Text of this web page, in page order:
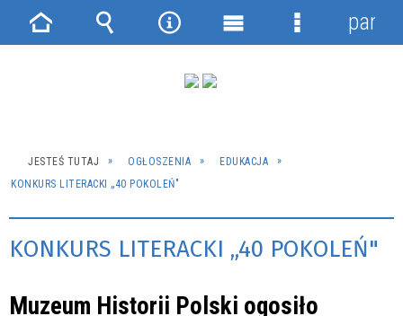
JESTEŚ TUTAJ OGŁOSZENIA
EDUKACJA
KONKURS LITERACKI „40 POKOLEŃ"
KONKURS LITERACKI „40 POKOLEŃ"
Muzeum Historii Polski ogosiło
Strona Wyszukiwarka
NarzędziaMenu
Menu
panel